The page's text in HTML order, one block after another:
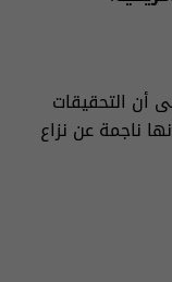
أن التحقيقات
ناجمة عن نزاع